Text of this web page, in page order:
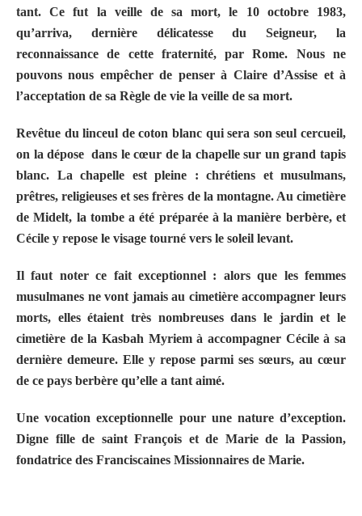
tant. Ce fut la veille de sa mort, le 10 octobre 1983,
qu’arriva, dernière délicatesse du Seigneur, la
reconnaissance de cette fraternité, par Rome. Nous ne
pouvons nous empêcher de penser à Claire d’Assise et à
l’acceptation de sa Règle de vie la veille de sa mort.
Revêtue du linceul de coton blanc qui sera son seul cercueil,
on la dépose dans le cœur de la chapelle sur un grand tapis
blanc. La chapelle est pleine : chrétiens et musulmans,
prêtres, religieuses et ses frères de la montagne. Au cimetière
de Midelt, la tombe a été préparée à la manière berbère, et
Cécile y repose le visage tourné vers le soleil levant.
Il faut noter ce fait exceptionnel : alors que les femmes
musulmanes ne vont jamais au cimetière accompagner leurs
morts, elles étaient très nombreuses dans le jardin et le
cimetière de la Kasbah Myriem à accompagner Cécile à sa
dernière demeure. Elle y repose parmi ses sœurs, au cœur
de ce pays berbère qu’elle a tant aimé.
Une vocation exceptionnelle pour une nature d’exception.
Digne fille de saint François et de Marie de la Passion,
fondatrice des Franciscaines Missionnaires de Marie.